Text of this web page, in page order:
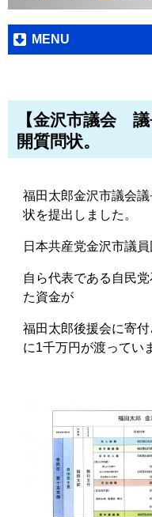
MENU
【金沢市議会
開質問状。
福田太郎金沢市議会
状を提出しました。
日本共産党金沢市議
自ら代表である自民
た資金が
福田太郎後援会に寄
に1千万円が渡ってい